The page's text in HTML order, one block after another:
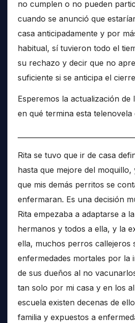
no cumplen o no pueden
cuando se anunció que
casa anticipadamente y por
habitual, sí tuvieron todo el
su rechazo y decir que no
suficiente si se anticipa el
Esperemos la actualización
en qué termina esta telenovela
Rita se tuvo que ir de casa
hasta que mejore del
que mis demás perritos se
enfermaran. Es una decisión
Rita empezaba a adaptarse a
hermanos y todos a ella, y la
ella, muchos perros callejeros
enfermedades mortales por la
de sus dueños al no
tan solo por mi casa y en los
escuela existen decenas de
familia y expuestos a